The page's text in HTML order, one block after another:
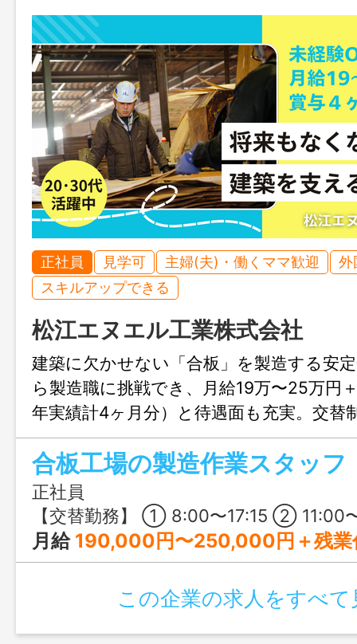
正社員 見学可 主婦(夫)・働くママ歓迎
外
スキルアップできる
松江エヌエル工業株式会社
建築に欠かせない「合板」を製造する安
ら製造職に挑戦でき、月給19万〜25万円
年実績計4ヶ月分）と待遇面も充実。交替
ズムを調整しやすく、長く続けやすい職
合板工場の製造作業スタッ
正社員
【交替勤務】 ① 8:00〜17:15 ② 11:00〜20:15 ③ 20:00〜翌5:15 ④ 23:00〜翌8:15 ※①②が日勤、③④が夜勤となり、1週間ごとの交替
月給 190,000円〜250,000円＋残業
この企業の求人をすべて